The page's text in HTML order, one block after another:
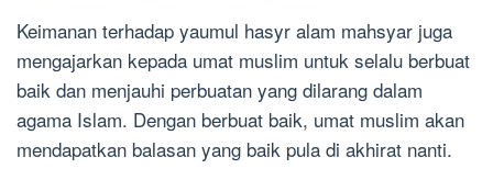
Keimanan terhadap yaumul hasyr alam mahsyar juga
mengajarkan kepada umat muslim untuk selalu berbuat
baik dan menjauhi perbuatan yang dilarang dalam
agama Islam. Dengan berbuat baik, umat muslim akan
mendapatkan balasan yang baik pula di akhirat nanti.